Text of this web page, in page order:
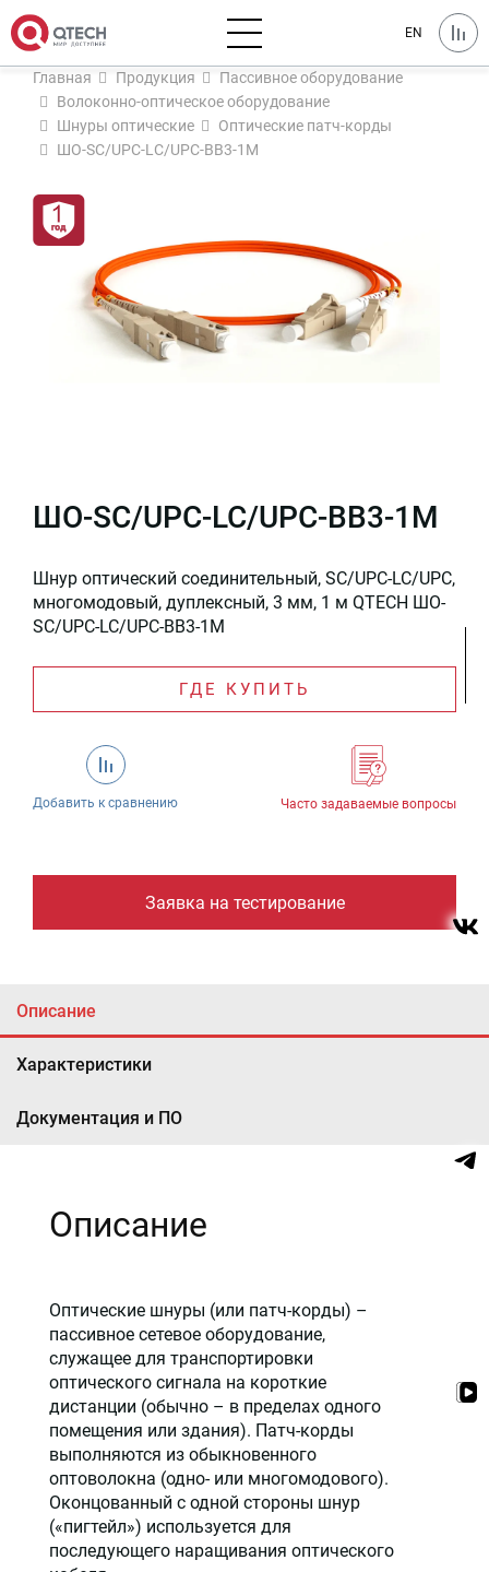
EN
Главная Продукция
Пассивное оборудование
Волоконно-оптическое оборудование
Шнуры оптические
Оптические патч-корды
ШО-SC/UPC-LC/UPC-BB3-1M
ШО-SC/UPC-LC/UPC-BB3-1M
Шнур оптический соединительный, SC/UPC-LC/UPC,
многомодовый, дуплексный, 3 мм, 1 м QTECH ШО-
SC/UPC-LC/UPC-BB3-1M
ГДЕ КУПИТЬ
Добавить к сравнению Часто задаваемые вопросы
Заявка на тестирование
Описание
Характеристики
Документация и ПО
Описание
Оптические шнуры (или патч-корды) –
пассивное сетевое оборудование,
служащее для транспортировки
оптического сигнала на короткие
дистанции (обычно – в пределах одного
помещения или здания). Патч-корды
выполняются из обыкновенного
оптоволокна (одно- или многомодового).
Оконцованный с одной стороны шнур
(«пигтейл») используется для
последующего наращивания оптического